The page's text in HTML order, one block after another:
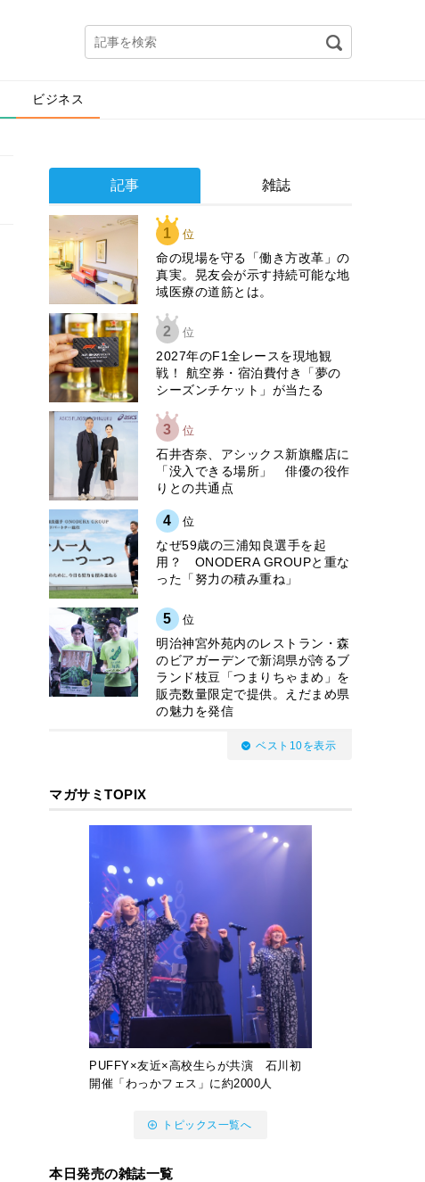
ビジネス
記事 雑誌
1 位
​命の現場を守る「働き方改革」の
真実。晃友会が示す持続可能な地
域医療の道筋とは。
2 位
2027年のF1全レースを現地観
戦！ 航空券・宿泊費付き「夢の
シーズンチケット」が当たる
3 位
石井杏奈、アシックス新旗艦店に
「没入できる場所」 俳優の役作
りとの共通点
4 位
なぜ59歳の三浦知良選手を起
用？ ONODERA GROUPと重な
った「努力の積み重ね」
5 位
明治神宮外苑内のレストラン・森
のビアガーデンで新潟県が誇るブ
ランド枝豆「つまりちゃまめ」を
販売数量限定で提供。えだまめ県
の魅力を発信
ベスト10を表示
マガサミTOPIX
PUFFY×友近×高校生らが共演 石川初
開催「わっかフェス」に約2000人
トピックス一覧へ
本日発売の雑誌一覧